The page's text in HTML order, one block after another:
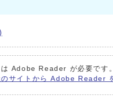
Adobe Reader が必要です
サイトから Adobe Reader